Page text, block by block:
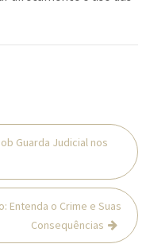
Guarda Judicial nos
Entenda o Crime e Suas
Consequências